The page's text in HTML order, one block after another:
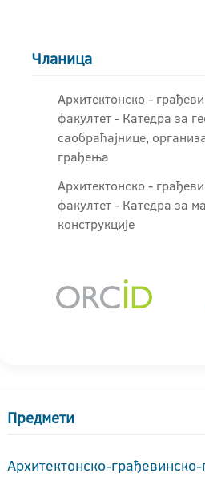
Чланица
Архитектонско -
факултет - Катедра за
саобраћајнице,
грађења
Архитектонско -
факултет - Катедра за
конструкције
Предмети
Архитектонско-